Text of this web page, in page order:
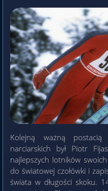
Kolejną ważną
narciarskich był Piotr
najlepszych lotników
do światowej czołówki i
świata w długości skoku.